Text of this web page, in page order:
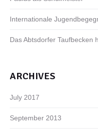
Internationale
Das Abtsdorfer Taufbecken
ARCHIVES
July 2017
September 2013